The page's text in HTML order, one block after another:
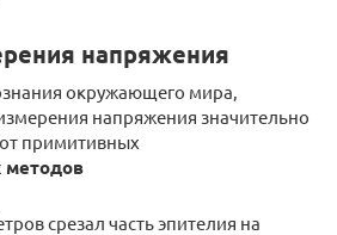
напряжения
окружающего мира,
напряжения значительно
примитивных
методов
срезал часть эпителия на